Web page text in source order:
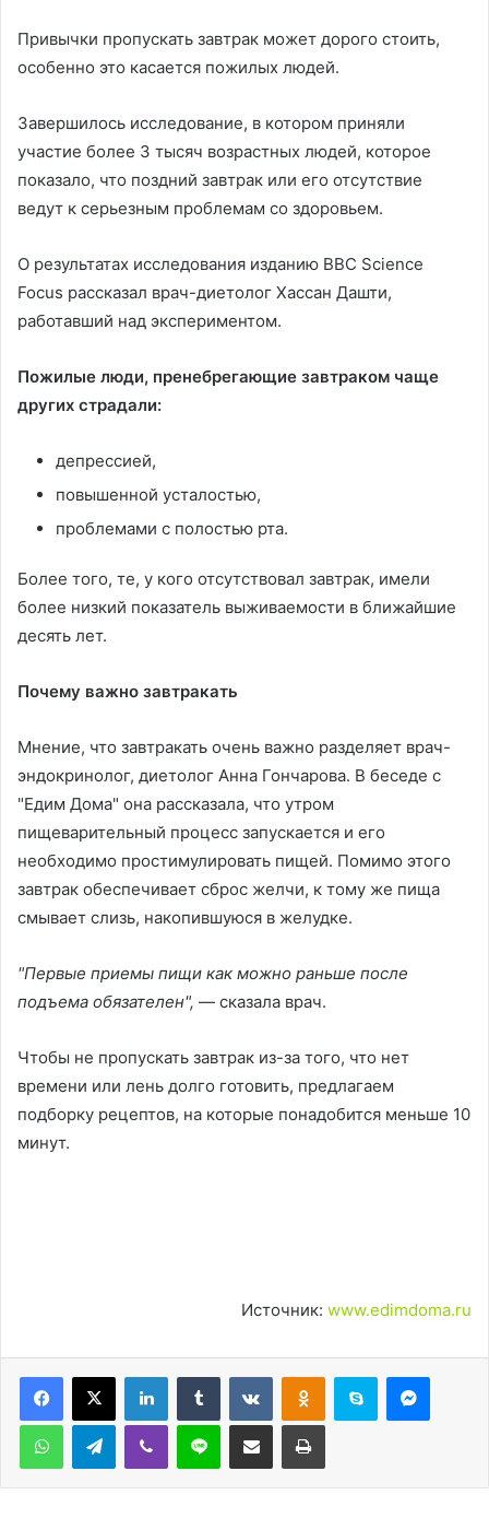
Привычки пропускать завтрак может дорого стоить,
особенно это касается пожилых людей.
Завершилось исследование, в котором приняли
участие более 3 тысяч возрастных людей, которое
показало, что поздний завтрак или его отсутствие
ведут к серьезным проблемам со здоровьем.
О результатах исследования изданию BBC Science
Focus рассказал врач-диетолог Хассан Дашти,
работавший над экспериментом.
Пожилые люди, пренебрегающие завтраком чаще
других страдали:
депрессией,
повышенной усталостью,
проблемами с полостью рта.
Более того, те, у кого отсутствовал завтрак, имели
более низкий показатель выживаемости в ближайшие
десять лет.
Почему важно завтракать
Мнение, что завтракать очень важно разделяет врач-
эндокринолог, диетолог Анна Гончарова. В беседе с
"Едим Дома" она рассказала, что утром
пищеварительный процесс запускается и его
необходимо простимулировать пищей. Помимо этого
завтрак обеспечивает сброс желчи, к тому же пища
смывает слизь, накопившуюся в желудке.
"Первые приемы пищи как можно раньше после
подъема обязателен", — сказала врач.
Чтобы не пропускать завтрак из-за того, что нет
времени или лень долго готовить, предлагаем
подборку рецептов, на которые понадобится меньше 10
минут.
Источник: www.edimdoma.ru
LinkedInTumblr ВконтактеОдноклассники
Skype
WhatsAppTelegramViber Line Поделиться через электронную почту Печатать